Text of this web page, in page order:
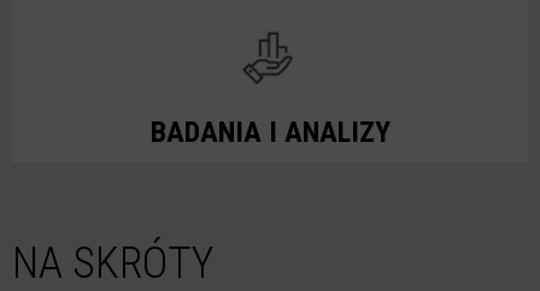
BADANIA I ANALIZY
NA SKRÓTY